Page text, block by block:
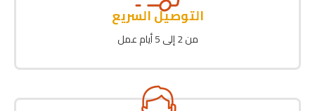
التوصيل السريع
من 2 إلى 5 أيام عمل